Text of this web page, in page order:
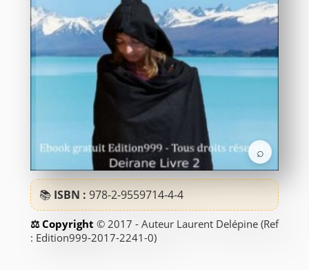
⌕
📚 ISBN : 978-2-9559714-4-4
© 2017 - Auteur Laurent Delépine (Ref
: Edition999-2017-2241-0)